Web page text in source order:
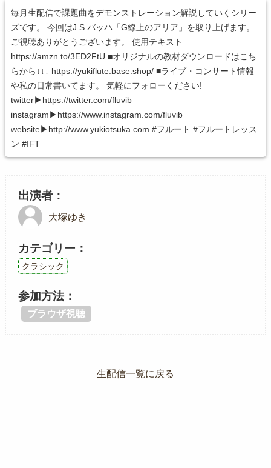
毎月生配信で課題曲をデモンストレーション解説していくシリー
ズです。 今回はJ.S.バッハ「G線上のアリア」を取り上げます。
ご視聴ありがとうございます。 使用テキスト
https://amzn.to/3ED2FtU ■オリジナルの教材ダウンロードはこち
らから↓↓↓ https://yukiflute.base.shop/ ■ライブ・コンサート情報
や私の日常書いてます。 気軽にフォローください!
twitter▶︎https://twitter.com/fluvib
instagram▶︎https://www.instagram.com/fluvib
website▶︎http://www.yukiotsuka.com #フルート #フルートレッス
ン #IFT
出演者
大塚ゆき
カテゴリー
クラシック
参加方法
ブラウザ視聴
生配信一覧に戻る